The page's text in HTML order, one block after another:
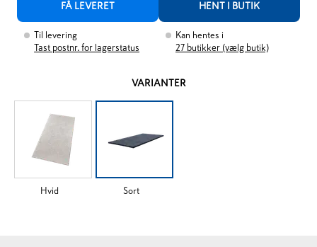
FÅ LEVERET HENT I BUTIK
Til levering
Tast postnr. for lagerstatus
Kan hentes i
27 butikker (vælg butik)
VARIANTER
Hvid Sort